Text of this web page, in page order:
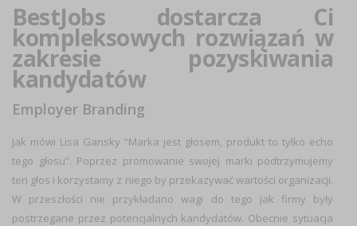
BestJobs dostarcza Ci
kompleksowych rozwiązań w
zakresie pozyskiwania
kandydatów
Employer Branding
Jak mówi Lisa Gansky “Marka jest głosem, produkt to tylko echo
tego głosu”. Poprzez promowanie swojej marki podtrzymujemy
ten głos i korzystamy z niego by przekazywać wartości organizacji.
W przeszłości nie przykładano wagi do tego jak firmy były
postrzegane przez potencjalnych kandydatów. Obecnie sytuacja